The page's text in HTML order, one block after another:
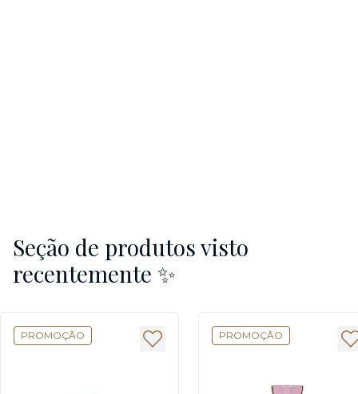
Seção de produtos visto
recentemente ✨
PROMOÇÃO PROMOÇÃO